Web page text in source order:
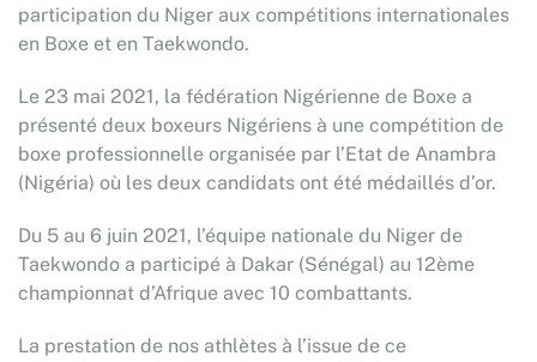
participation du Niger aux compétitions internationales
en Boxe et en Taekwondo.
Le 23 mai 2021, la fédération Nigérienne de Boxe a
présenté deux boxeurs Nigériens à une compétition de
boxe professionnelle organisée par l’Etat de Anambra
(Nigéria) où les deux candidats ont été médaillés d’or.
Du 5 au 6 juin 2021, l’équipe nationale du Niger de
Taekwondo a participé à Dakar (Sénégal) au 12ème
championnat d’Afrique avec 10 combattants.
La prestation de nos athlètes à l’issue de ce